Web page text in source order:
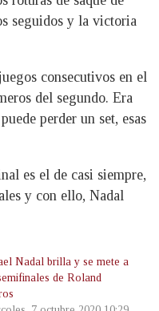
seguidos y la victoria
consecutivos en el
del segundo. Era
perder un set, esas
es el de casi siempre,
y con ello, Nadal
Nadal brilla y se mete a
de Roland